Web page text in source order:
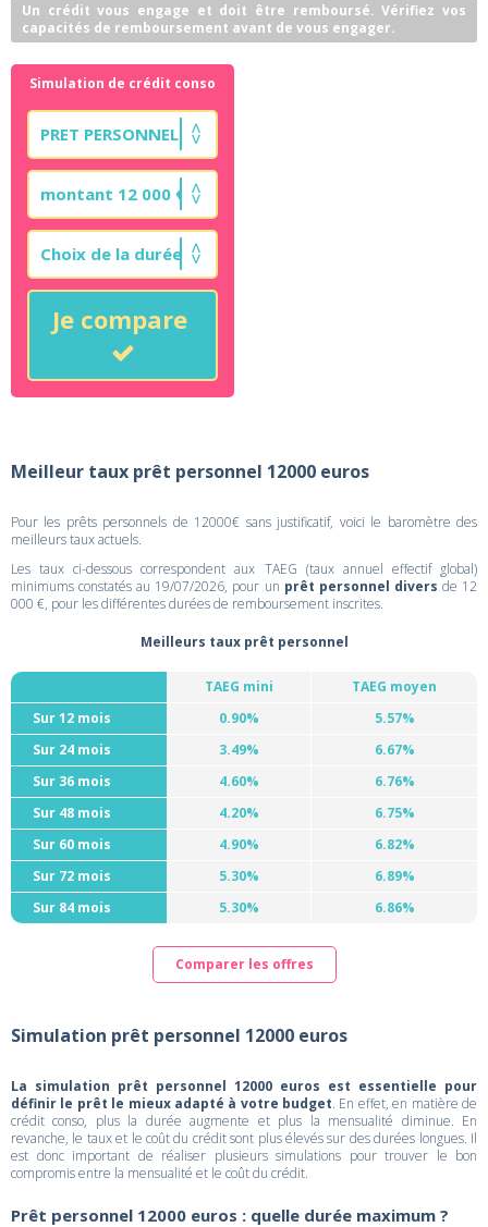
Un crédit vous engage et doit être remboursé. Vérifiez vos
capacités de remboursement avant de vous engager.
Simulation de crédit conso
Je compare
Meilleur taux prêt personnel 12000 euros
Pour les prêts personnels de 12000€ sans justificatif, voici le baromètre des
meilleurs taux actuels.
Les taux ci-dessous correspondent aux TAEG (taux annuel effectif global)
minimums constatés au 19/07/2026, pour un prêt personnel divers de 12
000 €, pour les différentes durées de remboursement inscrites.
Meilleurs taux prêt personnel
TAEG mini
TAEG moyen
Sur 12 mois
0.90%
5.57%
Sur 24 mois
3.49%
6.67%
Sur 36 mois
4.60%
6.76%
Sur 48 mois
4.20%
6.75%
Sur 60 mois
4.90%
6.82%
Sur 72 mois
5.30%
6.89%
Sur 84 mois
5.30% 6.86%
Comparer les offres
Simulation prêt personnel 12000 euros
La simulation prêt personnel 12000 euros est essentielle pour
définir le prêt le mieux adapté à votre budget. En effet, en matière de
crédit conso, plus la durée augmente et plus la mensualité diminue. En
revanche, le taux et le coût du crédit sont plus élevés sur des durées longues. Il
est donc important de réaliser plusieurs simulations pour trouver le bon
compromis entre la mensualité et le coût du crédit.
Prêt personnel 12000 euros : quelle durée maximum ?